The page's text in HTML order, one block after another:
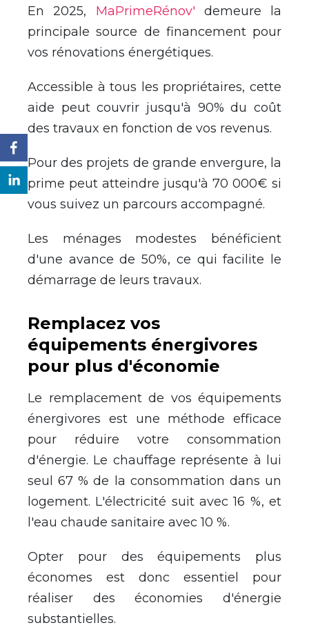
En 2025, MaPrimeRénov' demeure la
principale source de financement pour
vos rénovations énergétiques.
Accessible à tous les propriétaires, cette
aide peut couvrir jusqu'à 90% du coût
des travaux en fonction de vos revenus.
Pour des projets de grande envergure, la
prime peut atteindre jusqu'à 70 000€ si
vous suivez un parcours accompagné.
Les ménages modestes bénéficient
d'une avance de 50%, ce qui facilite le
démarrage de leurs travaux.
Remplacez vos
équipements énergivores
pour plus d'économie
Le remplacement de vos équipements
énergivores est une méthode efficace
pour réduire votre consommation
d'énergie. Le chauffage représente à lui
seul 67 % de la consommation dans un
logement. L'électricité suit avec 16 %, et
l'eau chaude sanitaire avec 10 %.
Opter pour deséquipements plus
économes est donc essentiel pour
réaliser deséconomies d'énergie
substantielles.